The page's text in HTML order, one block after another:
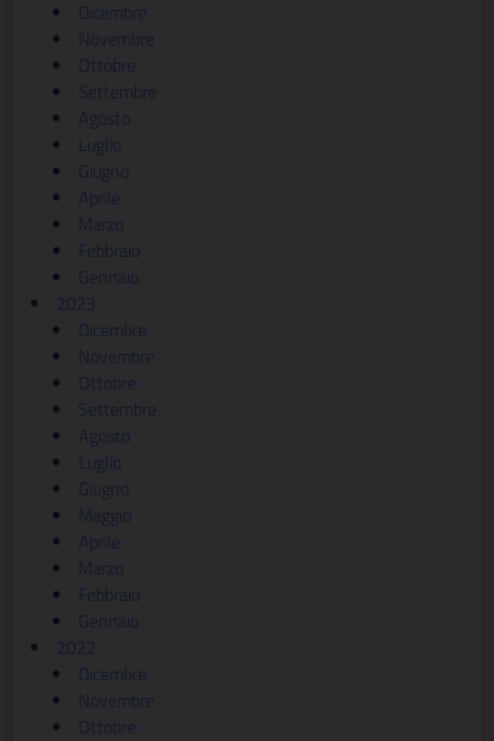
Dicembre
Novembre
Ottobre
Settembre
Agosto
Luglio
Giugno
Aprile
Marzo
Febbraio
Gennaio
2023
Dicembre
Novembre
Ottobre
Settembre
Agosto
Luglio
Giugno
Maggio
Aprile
Marzo
Febbraio
Gennaio
2022
Dicembre
Novembre
Ottobre